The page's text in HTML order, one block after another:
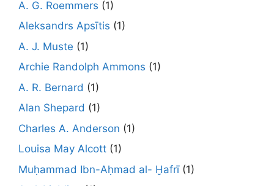
A. G. Roemmers (1)
Aleksandrs Apsītis (1)
A. J. Muste (1)
Archie Randolph Ammons (1)
A. R. Bernard (1)
Alan Shepard (1)
Charles A. Anderson (1)
Louisa May Alcott (1)
Muḥammad Ibn-Aḥmad al- Ḫafrī(1)